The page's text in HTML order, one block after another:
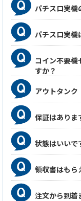
パチスロ実機
パチスロ実機
コイン不要機
すか？
アウトタンク
保証はありま
状態はいいで
領収書はもら
注文から到着